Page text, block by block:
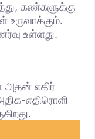
கண்களுக்கு
உள்ளது.
அதன் எதிர்
எதிரொளி